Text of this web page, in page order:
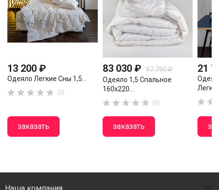
13 200 ₽
Одеяло Легкие Сны 1,5...
     (0)
заказать
83 030 ₽ 97 790 ₽
Одеяло 1,5 Спальное
160х220...
     (0)
заказать
21
 